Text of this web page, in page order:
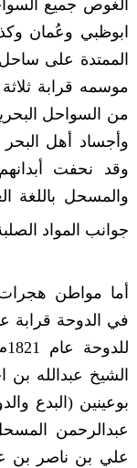
الغوص جميع
ابوظبي وعُمان
الممتدة على
موسمه قرابة
من السواحل
وأجساد أهل
وقد نحفت
والمسحل باللغة
جوانب المواد
أما مواطن
الشيخ عبدالله
عبدالرحمن
علي بن ناصر بن